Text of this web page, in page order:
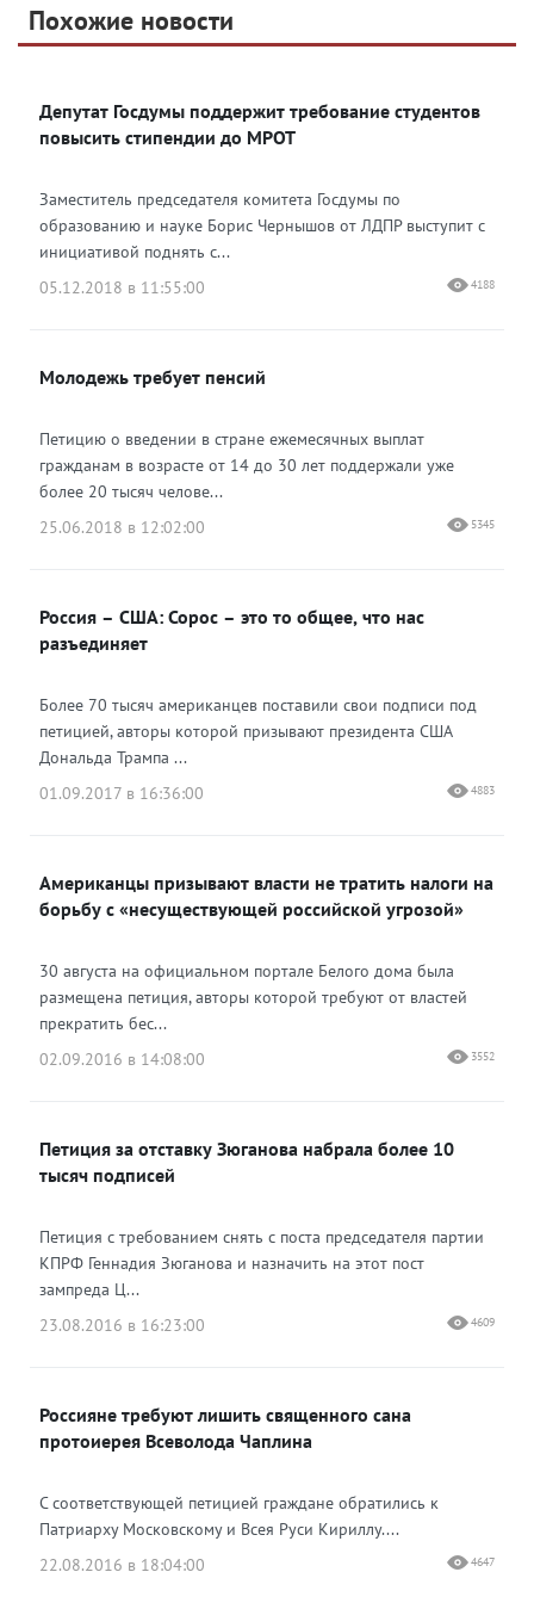
Telegram
Одноклассники
Яндекс Дзен
Похожие новости
Депутат Госдумы поддержит требование студентов
повысить стипендии до МРОТ
Заместитель председателя комитета Госдумы по
образованию и науке Борис Чернышов от ЛДПР выступит с
инициативой поднять с...
05.12.2018 в 11:55:00
4188
Молодежь требует пенсий
Петицию о введении в стране ежемесячных выплат
гражданам в возрасте от 14 до 30 лет поддержали уже
более 20 тысяч челове...
25.06.2018 в 12:02:00
5345
Россия – США: Сорос – это то общее, что нас
разъединяет
Более 70 тысяч американцев поставили свои подписи под
петицией, авторы которой призывают президента США
Дональда Трампа ...
01.09.2017 в 16:36:00
4883
Американцы призывают власти не тратить налоги на
борьбу с «несуществующей российской угрозой»
30 августа на официальном портале Белого дома была
размещена петиция, авторы которой требуют от властей
прекратить бес...
02.09.2016 в 14:08:00
3552
Петиция за отставку Зюганова набрала более 10
тысяч подписей
Петиция с требованием снять с поста председателя партии
КПРФ Геннадия Зюганова и назначить на этот пост
зампреда Ц...
23.08.2016 в 16:23:00
4609
Россияне требуют лишить священного сана
протоиерея Всеволода Чаплина
С соответствующей петицией граждане обратились к
Патриарху Московскому и Всея Руси Кириллу....
22.08.2016 в 18:04:00
4647